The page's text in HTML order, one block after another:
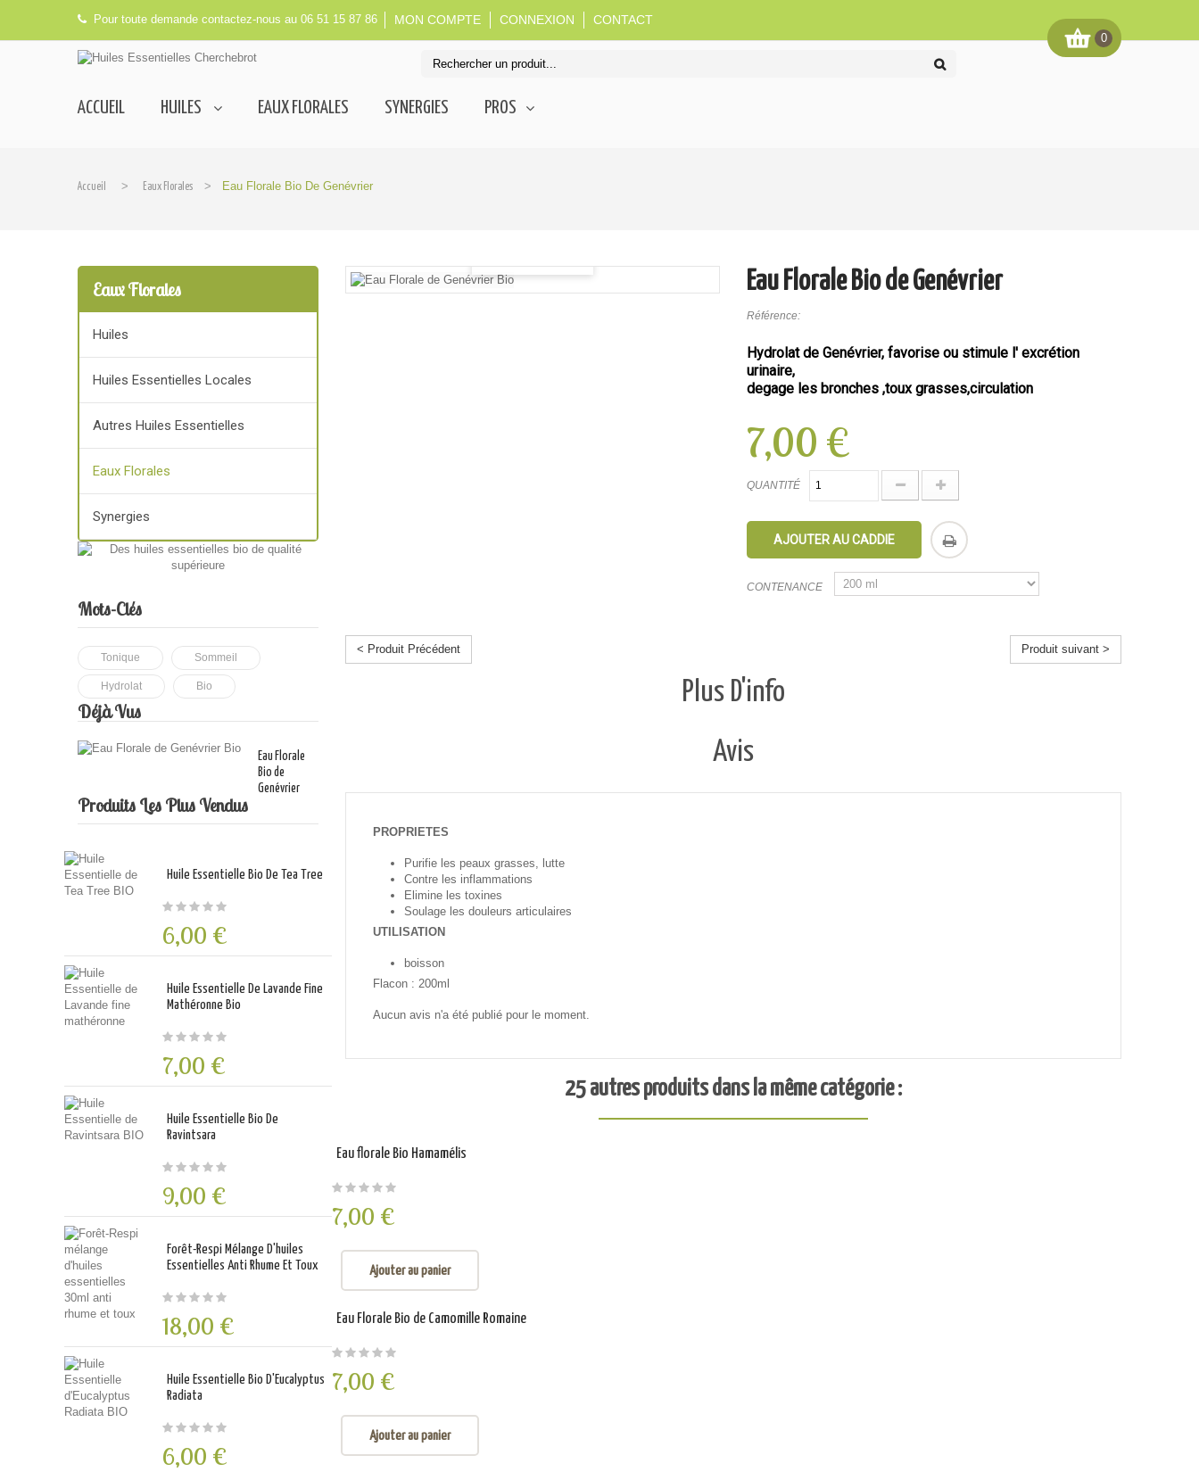
Pour toute demande contactez-nous au 06 51 15 87 86 MON COMPTE CONNEXION CONTACT
0
ACCUEIL HUILES EAUX FLORALES SYNERGIES PROS
Accueil > Eaux Florales > Eau Florale Bio De Genévrier
Eaux Florales
Huiles
Huiles Essentielles Locales
Autres Huiles Essentielles
Eaux Florales
Synergies
Mots-Clés
Tonique Sommeil
Hydrolat Bio
Déjà Vus
Eau Florale
Bio de
Genévrier
Produits Les Plus Vendus
Huile Essentielle Bio De Tea Tree
6,00 €
Huile Essentielle De Lavande Fine
Mathéronne Bio
7,00 €
Huile Essentielle Bio De
Ravintsara
9,00 €
Forêt-Respi Mélange D'huiles
Essentielles Anti Rhume Et Toux
18,00 €
Huile Essentielle Bio D'Eucalyptus
Radiata
6,00 €
Eau Florale Bio de Genévrier
Référence:
Hydrolatde Genévrier, favorise ou stimule l' excrétion
urinaire,
degage les bronches ,toux grasses,circulation
7,00 €
QUANTITÉ
AJOUTER AU CADDIE
CONTENANCE
< Produit Précédent Produit suivant >
Plus D'info
Avis
PROPRIETES
Purifie les peaux grasses, lutte
Contre les inflammations
Elimine les toxines
Soulage les douleurs articulaires
UTILISATION
boisson
Flacon : 200ml
Aucun avis n'a été publié pour le moment.
25 autres produits dans la même catégorie :
Eau florale Bio Hamamélis
7,00 €
Ajouter au panier
Eau Florale Bio de Camomille Romaine
7,00 €
Ajouter au panier